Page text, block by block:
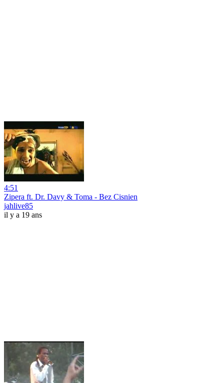
4:51
Zipera ft. Dr. Davy & Toma - Bez Cisnien
jahlive85
il y a 19 ans